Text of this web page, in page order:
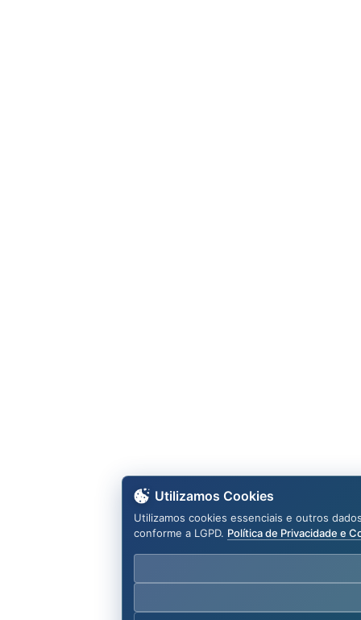
Utilizamos Cookies
Utilizamos cookies essenciais e outros
conforme a LGPD. Política de Privacidade e